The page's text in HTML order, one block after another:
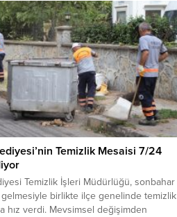
Temizlik Mesaisi 7/24
Temizlik İşleri Müdürlüğü, sonbahar
birlikte ilçe genelinde temizlik
hız verdi. Mevsimsel değişimden